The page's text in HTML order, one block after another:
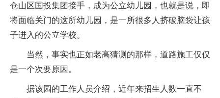
仓山区国投集团接手，成为公立幼儿园，也就是说，即
将面临关门的这所幼儿园，是一所很多人挤破脑袋让孩
子进入的公立学校。
当然，事实也正如老高猜测的那样，道路施工仅仅
是一个次要原因。
据该园的工作人员介绍，近年来招生人数一直不